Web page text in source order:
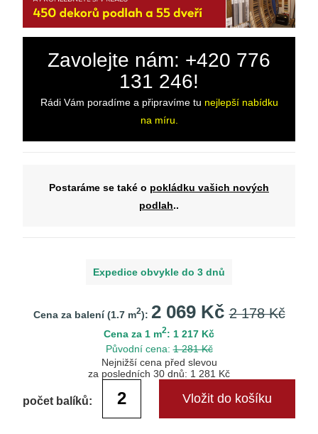
Zavolejte nám: +420 776
131 246!
Rádi Vám poradíme a připravíme tu nejlepší nabídku
na míru.
Postaráme se také o pokládku vašich nových
podlah..
Expedice obvykle do 3 dnů
Cena za balení (1.7m2): 2 069 Kč2 178 Kč
Cena za 1 m2: 1 217 Kč
Původní cena:1 281 Kč
Nejnižší cena před slevou
za posledních 30 dnů: 1 281 Kč
počet balíků: